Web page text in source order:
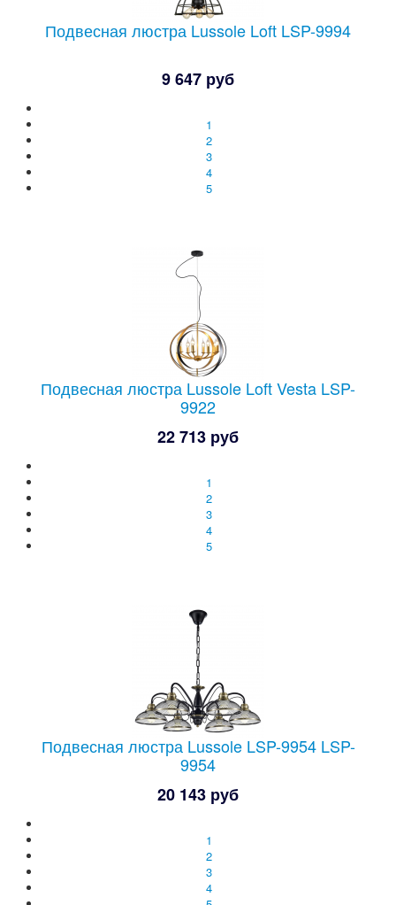
Подвесная люстра Lussole Loft LSP-9994
9 647 руб
1
2
3
4
5
Подвесная люстра Lussole Loft Vesta LSP-
9922
22 713 руб
1
2
3
4
5
Подвесная люстра Lussole LSP-9954 LSP-
9954
20 143 руб
1
2
3
4